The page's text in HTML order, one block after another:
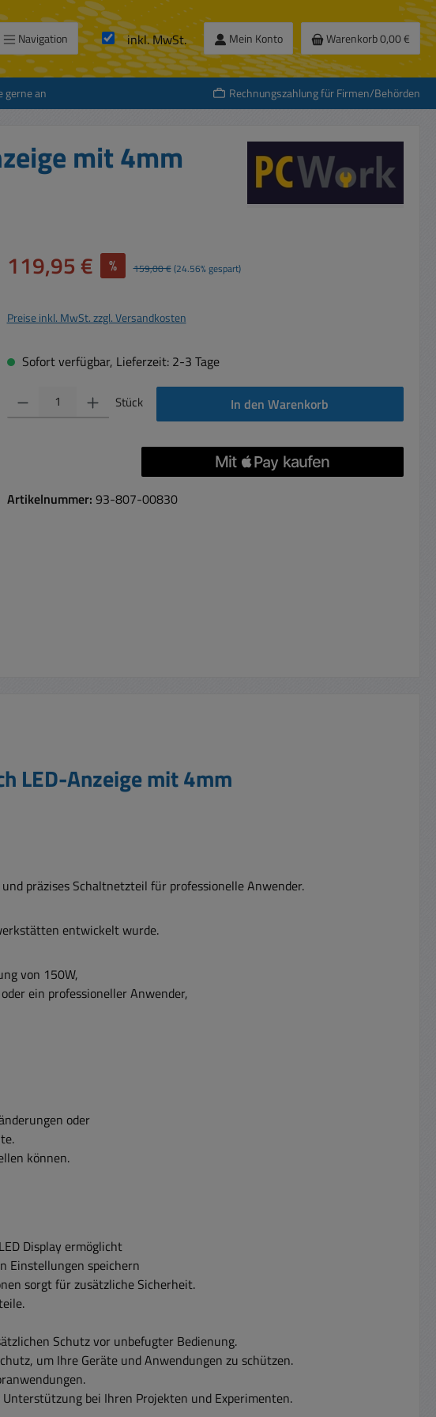
Navigation inkl. MwSt. Mein Konto Warenkorb0,00 €
gerne an Rechnungszahlung für Firmen/Behörden
mit 4mm
Verkaufspreis:
119,95 € % Regulärer Preis:
159,00 €(24.56% gespart)
Preise inkl. MwSt. zzgl. Versandkosten
Sofort verfügbar, Lieferzeit: 2-3 Tage
Produkt Anzahl: Gib den gewünschten Wert ein oder benutze die Schaltflächen um die
Stück In den Warenkorb
Artikelnummer: 93-807-00830
LED-Anzeige mit 4mm
präzises Schaltnetzteil für professionelle Anwender.
entwickelt wurde.
von 150W,
ein professioneller Anwender,
oder
können.
Display ermöglicht
Einstellungen speichern
sorgt für zusätzliche Sicherheit.
Schutz vor unbefugter Bedienung.
um Ihre Geräte und Anwendungen zu schützen.
bei Ihren Projekten und Experimenten.